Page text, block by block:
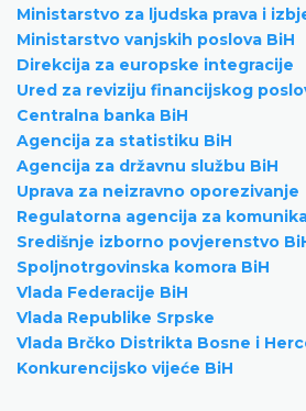
Ministarstvo za ljudska prava i
Ministarstvo vanjskih poslova BiH
Direkcija za europske integracije
Ured za reviziju financijskog
Centralna banka BiH
Agencija za statistiku BiH
Agencija za državnu službu BiH
Uprava za neizravno oporezivanje
Regulatorna agencija za
Središnje izborno povjerenstvo
Spoljnotrgovinska komora BiH
Vlada Federacije BiH
Vlada Republike Srpske
Vlada Brčko Distrikta Bosne i
Konkurencijsko vijeće BiH